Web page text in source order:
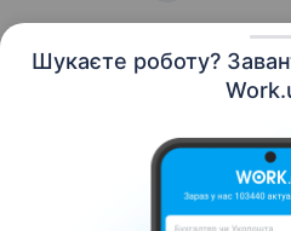
Шукаєте роботу?